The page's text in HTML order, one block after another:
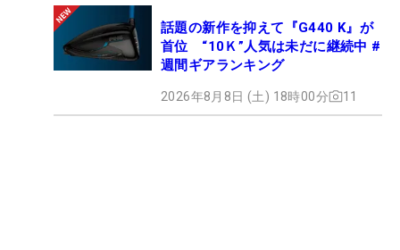
話題の新作を抑えて『G440 K』が
首位 “10Ｋ”人気は未だに継続中 #
週間ギアランキング
2026年8月8日 (土) 18時00分 11